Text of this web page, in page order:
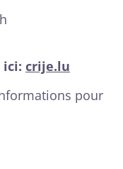
ici: crije.lu
pour